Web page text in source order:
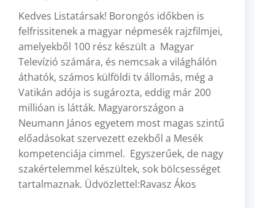
Kedves Listatársak! Borongós időkben is
felfrissitenek a magyar népmesék rajzfilmjei,
amelyekből 100 rész készült a Magyar
Televízió számára, és nemcsak a világhálón
áthatók, számos külföldi tv állomás, még a
Vatikán adója is sugározta, eddig már 200
millióan is látták. Magyarországon a
Neumann János egyetem most magas szintű
előadásokat szervezett ezekből a Mesék
kompetenciája cimmel. Egyszerűek, de nagy
szakértelemmel készültek, sok bölcsességet
tartalmaznak. Üdvözlettel:Ravasz Ákos